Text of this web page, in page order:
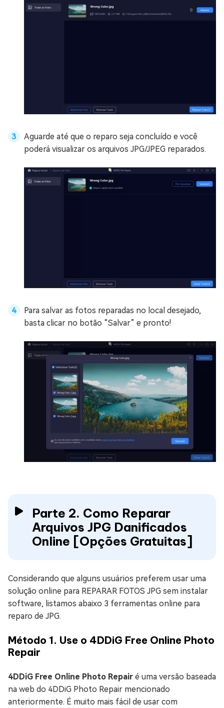
Aguarde até que o reparo seja concluído e você
poderá visualizar os arquivos JPG/JPEG reparados.
Para salvar as fotos reparadas no local desejado,
basta clicar no botão “Salvar” e pronto!
Parte 2. Como Reparar
Arquivos JPG Danificados
Online [Opções Gratuitas]
Considerando que alguns usuários preferem usar uma
solução online para REPARAR FOTOS JPG sem instalar
software, listamos abaixo 3 ferramentas online para
reparo de JPG.
Método 1. Use o 4DDiG Free Online Photo
Repair
4DDiG Free Online Photo Repair é uma versão baseada
na web do 4DDiG Photo Repair mencionado
anteriormente. É muito mais fácil de usar com